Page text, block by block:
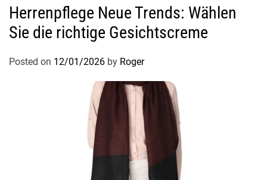
Herrenpflege Neue Trends: Wählen
Sie die richtige Gesichtscreme
Posted on 12/01/2026 by Roger